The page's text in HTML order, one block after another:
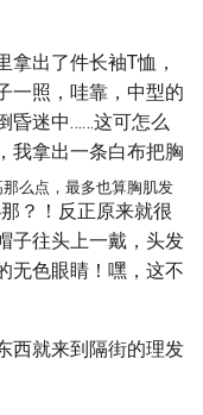
拿出了件长袖T恤，
一照，哇靠，中型的
昏迷中……这可怎么
我拿出一条白布把胸
那么点，最多也算胸肌发
？！反正原来就很
子往头上一戴，头发
无色眼睛！嘿，这不
西就来到隔街的理发